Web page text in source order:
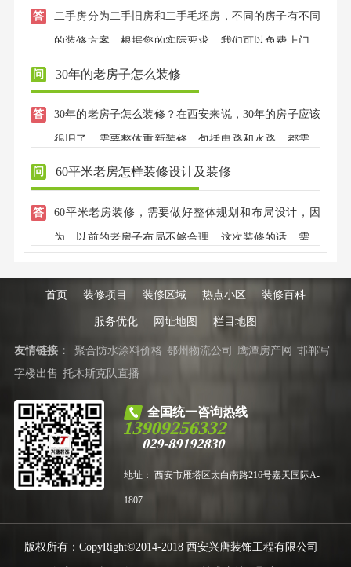
的装修公司。
二手房分为二手旧房和二手毛坯房，不同的房子有不同
的装修方案，根据您的实际要求，我们可以免费上门量
房和设计方案，有20年的装修经验，专业半包装修，先
装修后付款。
30年的老房子怎么装修
30年的老房子怎么装修？在西安来说，30年的房子应该
很旧了，需要整体重新装修，包括电路和水路，都需要
重新改造，电线应该是铝线，需要重新换线，增加配电
箱，水管应该是镀锌管，也已经锈迹斑斑，需要换成
PPR管。更多的有关30年的老房子怎么装修，请拨打电
话咨询兴唐客服电话，或者在线咨询。
60平米老房怎样装修设计及装修
60平米老房装修，需要做好整体规划和布局设计，因
为，以前的老房子布局不够合理，这次装修的话，需要
多老房子都是砖混结构，有些墙面不能随意拆除，兴唐
首页 装修项目 装修区域 热点小区 装修百科
服务优化 网址地图 栏目地图
友情链接： 聚合防水涂料价格 鄂州物流公司 鹰潭房产网 邯郸写
字楼出售 托木斯克队直播
全国统一咨询热线
13909256332
029-89192830
地址： 西安市雁塔区太白南路216号嘉天国际A-
1807
版权所有：CopyRight©2014-2018 西安兴唐装饰工程有限公司